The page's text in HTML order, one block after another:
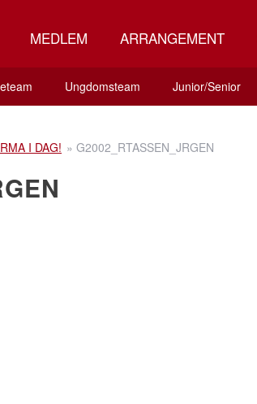
MEDLEM ARRANGEMENT
Ungdomsteam Junior/Senior
I DAG! » G2002_RTASSEN_JRGEN